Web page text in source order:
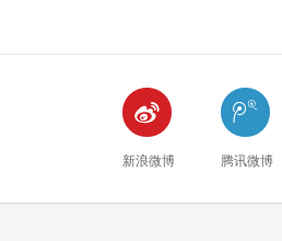

新浪微博

腾讯微博